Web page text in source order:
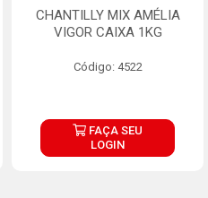
CHANTILLY MIX AMÉLIA
VIGOR CAIXA 1KG
Código: 4522
FAÇA SEU
LOGIN